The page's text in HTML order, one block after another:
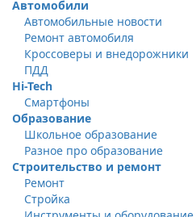
Автомобили
Автомобильные новости
Ремонт автомобиля
Кроссоверы и внедорожники
ПДД
Hi-Tech
Смартфоны
Образование
Школьное образование
Разное про образование
Строительство и ремонт
Ремонт
Стройка